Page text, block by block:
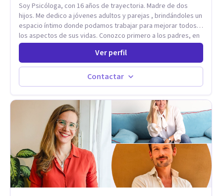
Soy Psicóloga, con 16 años de trayectoria. Madre de dos
hijos. Me dedico a jóvenes adultos y parejas , brindándoles un
espacio íntimo donde podamos trabajar para mejorar todos
los aspectos de sus vidas. Conozco primero a los padres, en
el caso de niños u adolescentes, para luego seguir la terapia
con sus hijos, apuntalándolos en su futuro personal,
universitario y profesional, siempre conteniendo
paralelamente a los padres y brindándoles un espacio de
seguridad. Hago terapia de pareja y adultos con método
Ver perfil
Contactar